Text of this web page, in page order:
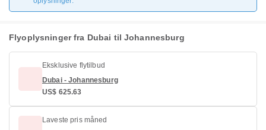
Flyoplysninger fra Dubai til Johannesburg
Eksklusive flytilbud
Dubai - Johannesburg
US$ 625.63
Laveste pris måned